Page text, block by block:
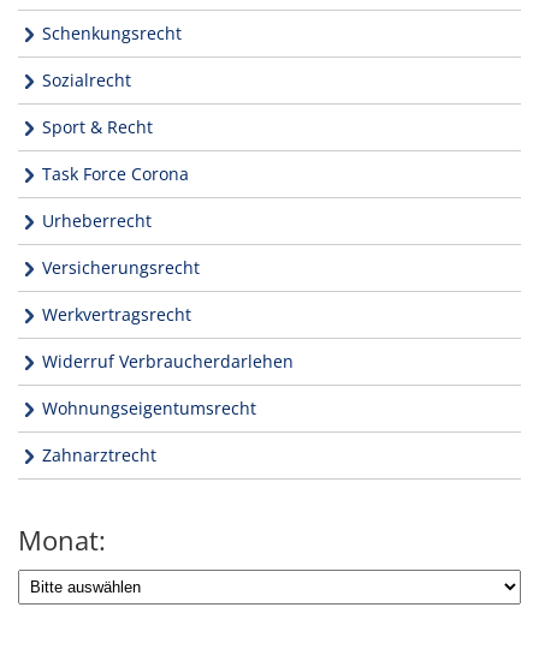
Schenkungsrecht
Sozialrecht
Sport & Recht
Task Force Corona
Urheberrecht
Versicherungsrecht
Werkvertragsrecht
Widerruf Verbraucherdarlehen
Wohnungseigentumsrecht
Zahnarztrecht
Monat: